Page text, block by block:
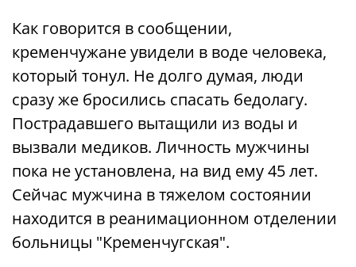
Как говорится в сообщении,
кременчужане увидели в воде человека,
который тонул. Не долго думая, люди
сразу же бросились спасать бедолагу.
Пострадавшего вытащили из воды и
вызвали медиков. Личность мужчины
пока не установлена, на вид ему 45 лет.
Сейчас мужчина в тяжелом состоянии
находится в реанимационном отделении
больницы "Кременчугская".